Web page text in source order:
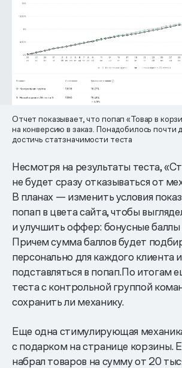
Отчет показывает, что попап «Товар в
на конверсию в заказ. Понадобилось почти
достичь статзначимости теста
Несмотря на результаты теста,
не будет сразу отказываться от
В планах — изменить условия
попап в цвета сайта, чтобы
и улучшить оффер: бонусные баллы
Причем сумма баллов будет
персонально для каждого клиента
подставляться в попап.По итогам
теста с контрольной группой
сохранить ли механику.
Еще одна стимулирующая
с подарком на странице корзины.
набрал товаров на сумму от 20